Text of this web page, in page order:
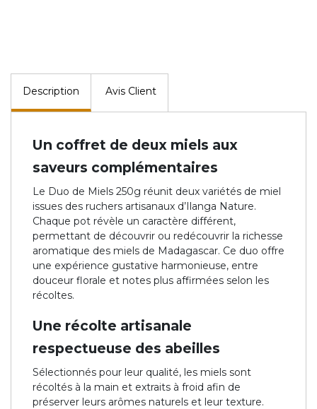
Description Avis Client
Un coffret de deux miels aux
saveurs complémentaires
Le Duo de Miels 250g réunit deux variétés de miel
issues des ruchers artisanaux d’Ilanga Nature.
Chaque pot révèle un caractère différent,
permettant de découvrir ou redécouvrir la richesse
aromatique des miels de Madagascar. Ce duo offre
une expérience gustative harmonieuse, entre
douceur florale et notes plus affirmées selon les
récoltes.
Une récolte artisanale
respectueuse des abeilles
Sélectionnés pour leur qualité, les miels sont
récoltés à la main et extraits à froid afin de
préserver leurs arômes naturels et leur texture.